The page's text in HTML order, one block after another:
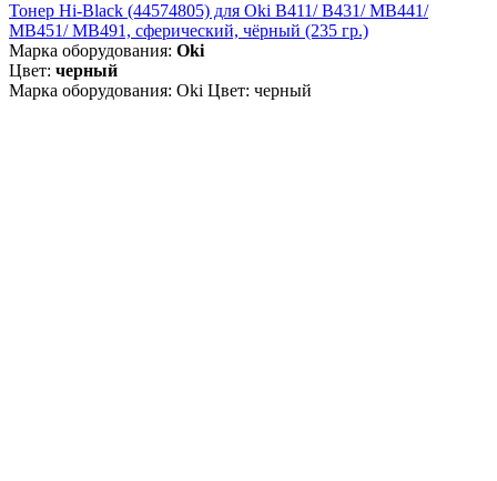
Тонер Hi-Black (44574805) для Oki B411/ B431/ MB441/
MB451/ MB491, сферический, чёрный (235 гр.)
Марка оборудования: Oki
Цвет: черный
Марка оборудования: Oki Цвет: черный